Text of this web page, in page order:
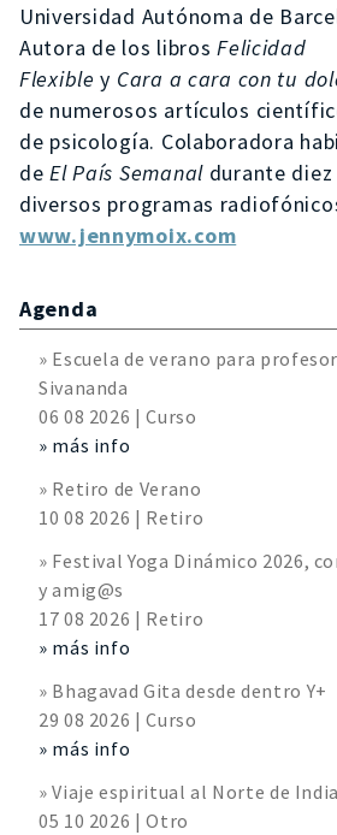
Universidad Autónoma de
Autora de los librosFelicidad
Flexible y Cara a cara con tu
de numerosos artículos
de psicología. Colaboradora
deEl País Semanaldurante diez
diversos programas
www.jennymoix.com
Agenda
» Escuela de verano para
Sivananda
06 08 2026 | Curso
» más info
» Retiro de Verano
10 08 2026 | Retiro
» Festival Yoga Dinámico 2026,
y amig@s
17 08 2026 | Retiro
» más info
» Bhagavad Gita desde dentro Y+
29 08 2026 | Curso
» más info
» Viaje espiritual al Norte de India
05 10 2026 | Otro